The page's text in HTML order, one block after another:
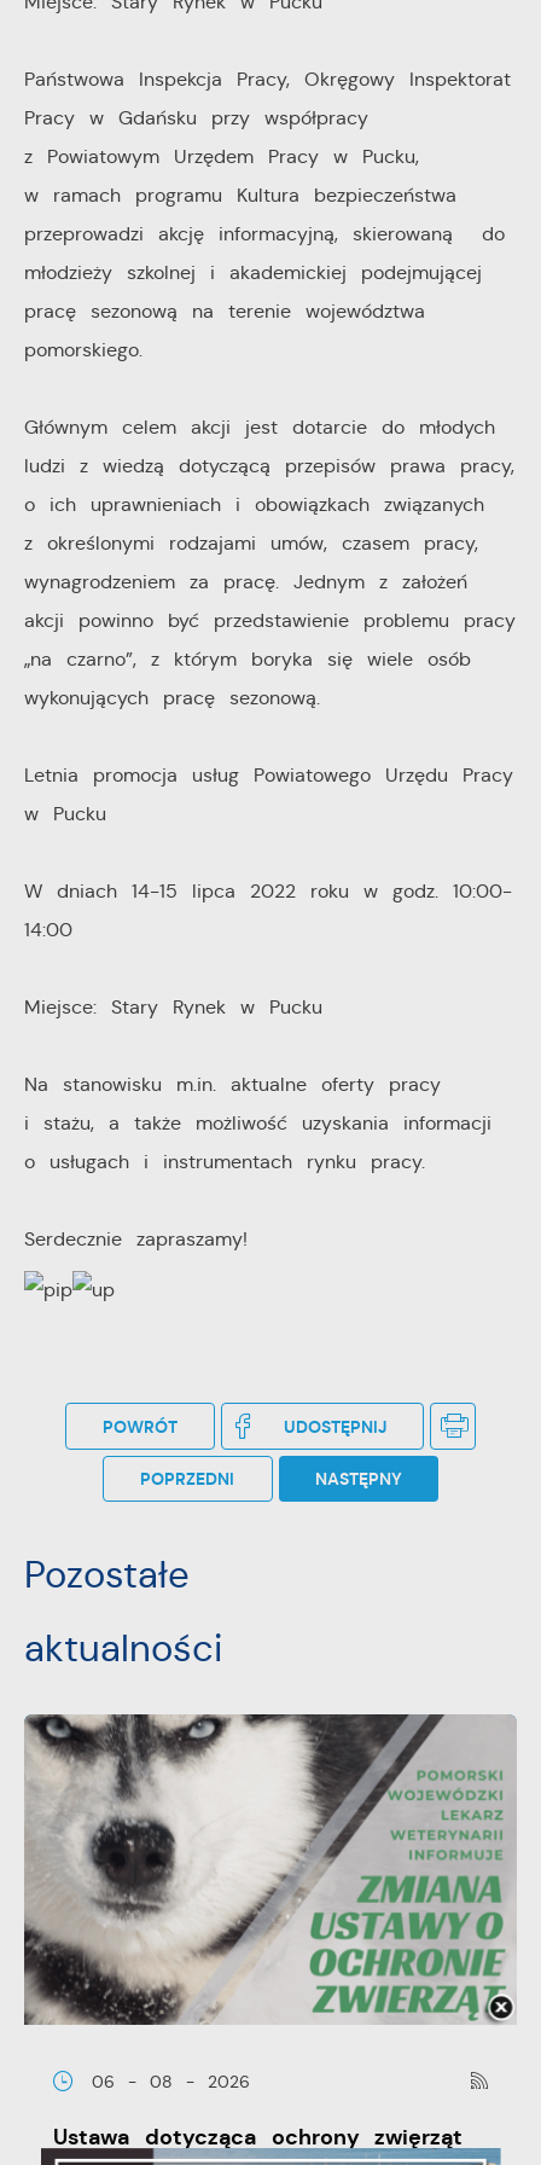
Państwowa Inspekcja Pracy, Okręgowy Inspektorat
Pracy w Gdańsku przy współpracy
z Powiatowym Urzędem Pracy w Pucku,
w ramach programu Kultura bezpieczeństwa
przeprowadzi akcję informacyjną, skierowaną do
młodzieży szkolnej i akademickiej podejmującej
pracę sezonową na terenie województwa
pomorskiego.
Głównym celem akcji jest dotarcie do młodych
ludzi z wiedzą dotyczącą przepisów prawa pracy,
o ich uprawnieniach i obowiązkach związanych
z określonymi rodzajami umów, czasem pracy,
wynagrodzeniem za pracę. Jednym z założeń
akcji powinno być przedstawienie problemu pracy
„na czarno”, z którym boryka się wiele osób
wykonujących pracę sezonową.
Letnia promocja usług Powiatowego Urzędu Pracy
w Pucku
W dniach 14-15 lipca 2022 roku w godz. 10:00-
14:00
Miejsce: Stary Rynek w Pucku
Na stanowisku m.in. aktualne oferty pracy
i stażu, a także możliwość uzyskania informacji
o usługach i instrumentach rynku pracy.
Serdecznie zapraszamy!
POWRÓT UDOSTĘPNIJ
POPRZEDNI NASTĘPNY
Pozostałe
aktualności
06 - 08 - 2026
Ustawa dotycząca ochrony zwięrząt
popularności wśród użytkowników. Zgromadzone
informacje są przetwarzane w formie zanonimizowanej.
Wyrażenie zgody na analityczne pliki cookies
gwarantuje dostępność wszystkich funkcjonalności.
Dzięki reklamowym plikom cookies prezentujemy Ci
naszych komunikatów na podstawie analizy Twoich
upodobań oraz Twoich zwyczajów dotyczących
przeglądanej witryny internetowej. Treści promocyjne
mogą pojawić się na stronach podmiotów trzecich lub
firm będących naszymi partnerami oraz innych
wiadomości, ofert, komunikatów mediów
społecznościowych.
Więcej